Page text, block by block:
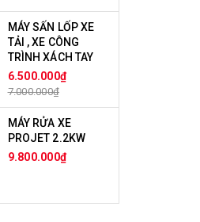
MÁY SẤN LỐP XE
TẢI , XE CÔNG
TRÌNH XÁCH TAY
6.500.000₫
7.000.000₫
MÁY RỬA XE
PROJET 2.2KW
9.800.000₫